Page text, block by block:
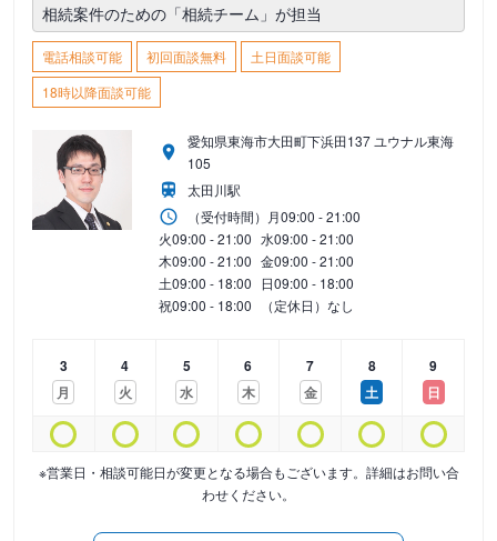
相続案件のための「相続チーム」が担当
電話相談可能 初回面談無料
土日面談可能
18時以降面談可能
愛知県東海市大田町下浜田137 ユウナル東海
105
太田川駅
（受付時間） 月09:00 - 21:00
火09:00 - 21:00 水09:00 - 21:00
木09:00 - 21:00 金09:00 - 21:00
土09:00 - 18:00 日09:00 - 18:00
祝09:00 - 18:00 （定休日）なし
3
月
4
火
5
水
6
木
7
金
8
土
9
日
※営業日・相談可能日が変更となる場合もございます。詳細はお問い合
わせください。